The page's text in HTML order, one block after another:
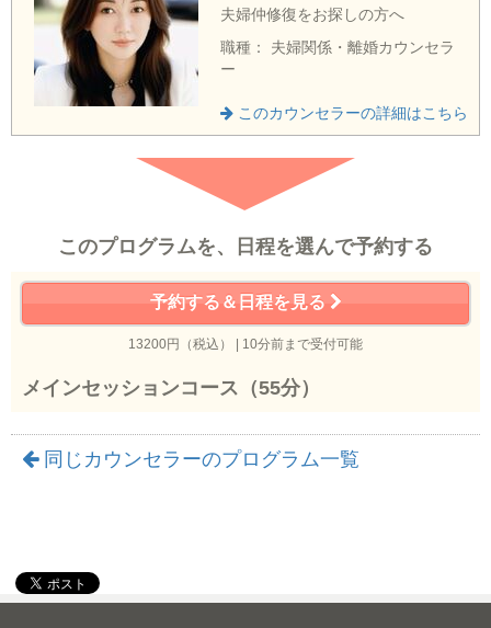
夫婦仲修復をお探しの方へ
職種： 夫婦関係・離婚カウンセラ
ー
このカウンセラーの詳細はこちら
このプログラムを、日程を選んで予約する
予約する＆日程を見る
13200円（税込） | 10分前まで受付可能
メインセッションコース（55分）
同じカウンセラーのプログラム一覧